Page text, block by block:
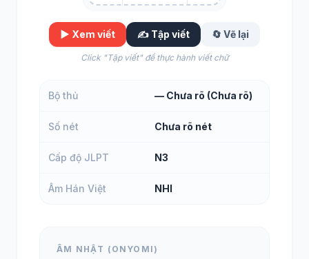
▶️ Xem viết ✍️ Tập viết 🔄 Vẽ lại
Click "Tập viết" để thực hành viết chữ
Bộ thủ — Chưa rõ (Chưa rõ)
Số nét Chưa rõ nét
Cấp độ JLPT N3
Âm Hán Việt NHI
ÂM NHẬT (ONYOMI)